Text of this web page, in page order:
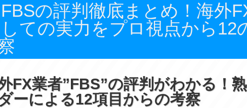
FBSの評判徹底まとめ！海外
しての実力をプロ視点から12
FX業者”FBS”の評判がわかる！
ーによる12項目からの考察